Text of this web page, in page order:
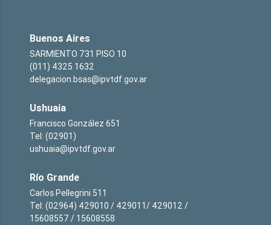
Buenos Aires
SARMIENTO 731 PISO 10
(011) 4325 1632
delegacion.bsas@ipvtdf.gov.ar
Ushuaia
Francisco González 651
Tel: (02901)
ushuaia@ipvtdf.gov.ar
Río Grande
Carlos Pellegrini 511
Tel: (02964) 429010 / 429011/ 429012 /
15608557 / 15608558